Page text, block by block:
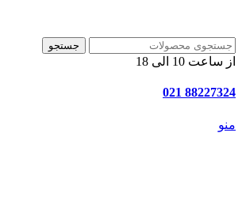
جستجو
از ساعت 10 الی 18
88227324 021
منو